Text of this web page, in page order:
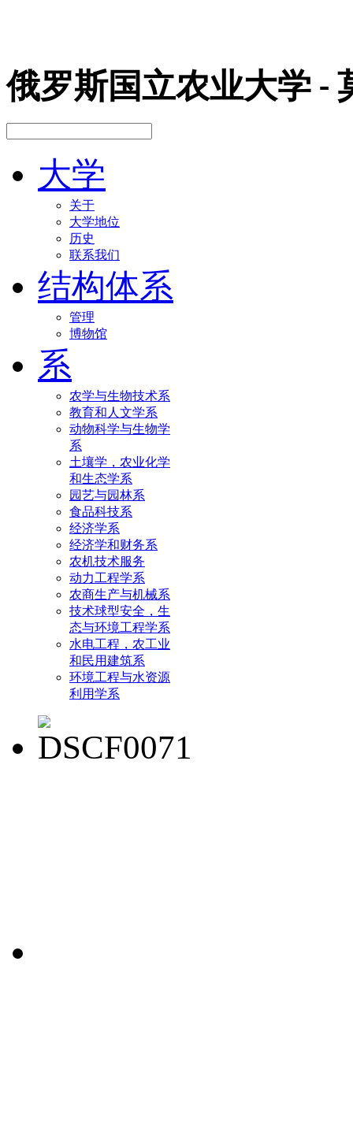
俄罗斯国立农业大学 -
大学
关于
大学地位
历史
联系我们
结构体系
管理
博物馆
系
农学与生物技术系
教育和人文学系
动物科学与生物学
系
土壤学，农业化学
和生态学系
园艺与园林系
食品科技系
经济学系
经济学和财务系
农机技术服务
动力工程学系
农商生产与机械系
技术球型安全，生
态与环境工程学系
水电工程，农工业
和民用建筑系
环境工程与水资源
利用学系